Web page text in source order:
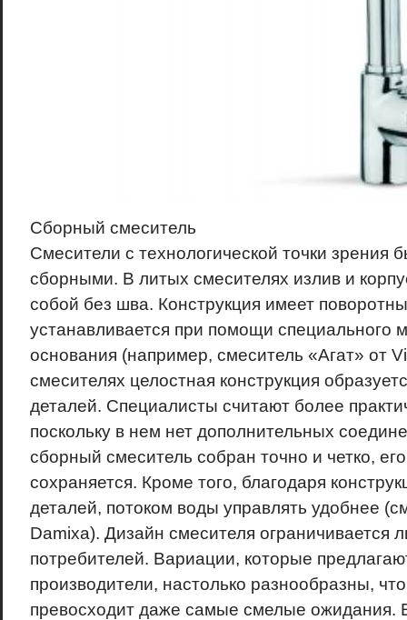
Сборный смеситель
Смесители с технологической точки зрения
сборными. В литых смесителях излив и
собой без шва. Конструкция имеет
устанавливается при помощи специального
основания (например, смеситель «Агат» от
смесителях целостная конструкция
деталей. Специалисты считают более
поскольку в нем нет дополнительных
сборный смеситель собран точно и четко,
сохраняется. Кроме того, благодаря
деталей, потоком воды управлять удобнее
Damixa). Дизайн смесителя ограничивается
потребителей. Вариации, которые
производители, настолько разнообразны,
превосходит даже самые смелые ожидания.